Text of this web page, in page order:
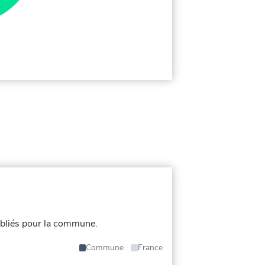
pour la commune.
Commune France